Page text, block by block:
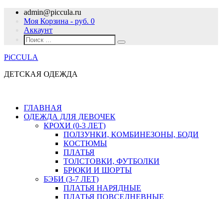
admin@piccula.ru
Моя Корзина - руб. 0
Аккаунт
PiCCULA
ДЕТСКАЯ ОДЕЖДА
ГЛАВНАЯ
ОДЕЖДА ДЛЯ ДЕВОЧЕК
КРОХИ (0-3 ЛЕТ)
ПОЛЗУНКИ, КОМБИНЕЗОНЫ, БОДИ
КОСТЮМЫ
ПЛАТЬЯ
ТОЛСТОВКИ, ФУТБОЛКИ
БРЮКИ И ШОРТЫ
БЭБИ (3-7 ЛЕТ)
ПЛАТЬЯ НАРЯДНЫЕ
ПЛАТЬЯ ПОВСЕДНЕВНЫЕ